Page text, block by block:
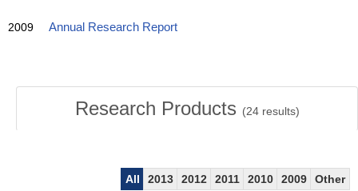
2009 Annual Research Report
Research Products (24results)
All 2013 2012 2011 2010 2009
Other